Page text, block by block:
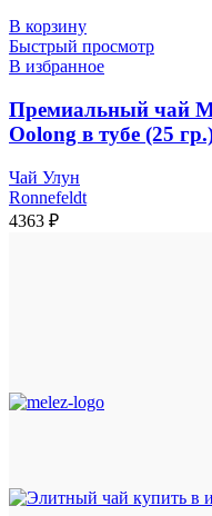
В корзину
Быстрый просмотр
В избранное
Премиальный чай
Oolong в тубе (25
Чай Улун
Ronnefeldt
4363 ₽